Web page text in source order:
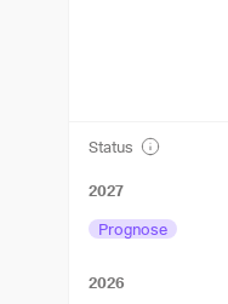
Status
2027
Prognose
2026